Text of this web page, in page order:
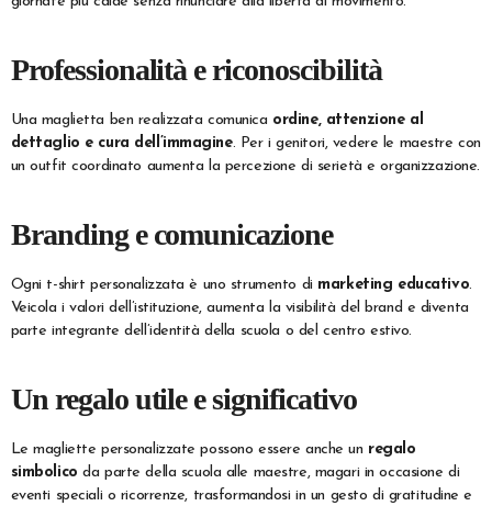
Professionalità e riconoscibilità
Una maglietta ben realizzata comunica ordine, attenzione al
dettaglio e cura dell’immagine. Per i genitori, vedere le maestre con
un outfit coordinato aumenta la percezione di serietà e organizzazione.
Branding e comunicazione
Ogni t-shirt personalizzata è uno strumento di marketing educativo.
Veicola i valori dell’istituzione, aumenta la visibilità del brand e diventa
parte integrante dell’identità della scuola o del centro estivo.
Un regalo utile e significativo
Le magliette personalizzate possono essere anche un regalo
simbolico da parte della scuola alle maestre, magari in occasione di
eventi speciali o ricorrenze, trasformandosi in un gesto di gratitudine e